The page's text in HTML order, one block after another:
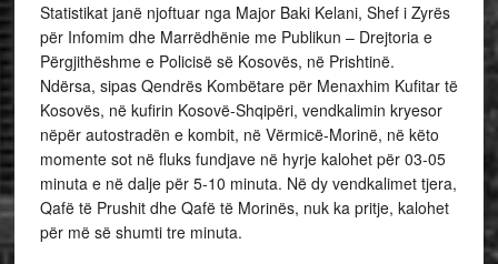
Statistikat janë njoftuar nga Major Baki Kelani, Shef i Zyrës
për Infomim dhe Marrëdhënie me Publikun – Drejtoria e
Përgjithëshme e Policisë së Kosovës, në Prishtinë.
Ndërsa, sipas Qendrës Kombëtare për Menaxhim Kufitar të
Kosovës, në kufirin Kosovë-Shqipëri, vendkalimin kryesor
nëpër autostradën e kombit, në Vërmicë-Morinë, në këto
momente sot në fluks fundjave në hyrje kalohet për 03-05
minuta e në dalje për 5-10 minuta. Në dy vendkalimet tjera,
Qafë të Prushit dhe Qafë të Morinës, nuk ka pritje, kalohet
për më së shumti tre minuta.